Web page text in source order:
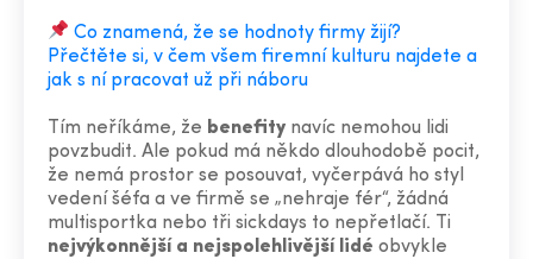
Co znamená, že se hodnoty firmy žijí?
Přečtěte si, v čem všem firemní kulturu najdete a
jak s ní pracovat už při náboru
Tím neříkáme, že benefity navíc nemohou lidi
povzbudit. Ale pokud má někdo dlouhodobě pocit,
že nemá prostor se posouvat, vyčerpává ho styl
vedení šéfa a ve firmě se „nehraje fér“, žádná
multisportka nebo tři sickdays to nepřetlačí. Ti
nejvýkonnější a nejspolehlivější lidé obvykle